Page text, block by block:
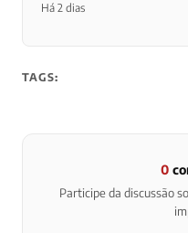
Há 2 dias
TAGS:
0
Participe da discussão